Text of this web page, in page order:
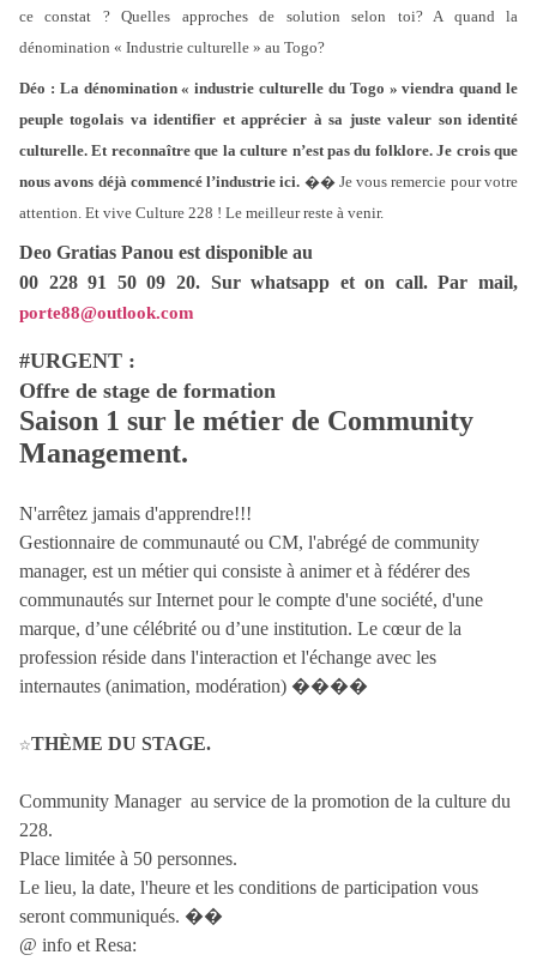
ce constat ? Quelles approches de solution selon toi? A quand la
dénomination « Industrie culturelle » au Togo?
Déo : La dénomination « industrie culturelle du Togo » viendra quand le
peuple togolais va identifier et apprécier à sa juste valeur son identité
culturelle. Et reconnaître que la culture n’est pas du folklore. Je crois que
nous avons déjà commencé l’industrie ici. �� Je vous remercie pour votre
attention. Et vive Culture 228 ! Le meilleur reste à venir.
Deo Gratias Panou est disponible au
00 22891 50 09 20. Sur whatsapp et on call. Par mail,
porte88@outlook.com
#URGENT :
Saison 1 sur le métier de Community
Management.
N'arrêtez jamais d'apprendre!!!
Gestionnaire de communauté ou CM, l'abrégé de community
manager, est un métier qui consiste à animer et à fédérer des
communautés sur Internet pour le compte d'une société, d'une
marque, d’une célébrité ou d’une institution. Le cœur de la
profession réside dans l'interaction et l'échange avec les
internautes (animation, modération) ��‍��
☆THÈME DU STAGE.
Community Manager  au service de la promotion de la culture du
228.
Place limitée à 50 personnes.
Le lieu, la date, l'heure et les conditions de participation vous
seront communiqués. ��
@ info et Resa: